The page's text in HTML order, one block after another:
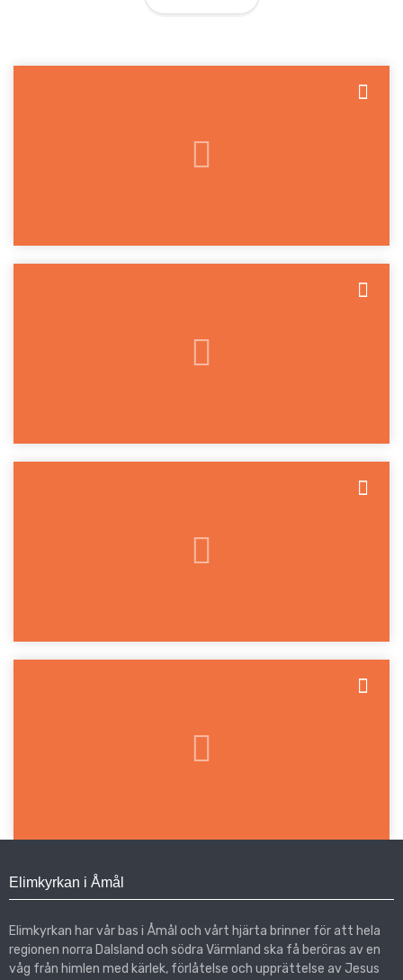
Elimkyrkan i Åmål
Elimkyrkan har vår bas i Åmål och vårt hjärta brinner för att hela
regionen norra Dalsland och södra Värmland ska få beröras av en
våg från himlen med kärlek, förlåtelse och upprättelse av Jesus